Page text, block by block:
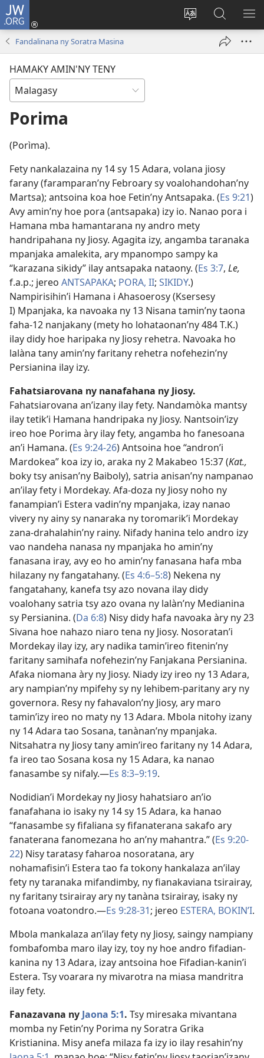
JW.ORG
Hiova
Hiditra
(manokatra
ato
Amin’ny
Fandalinana ny Soratra Masina
HAMAKY AMIN'NY TENY
Porima
(Porìma).
Fety nankalazaina ny 14 sy 15 Adara, volana jiosy
farany (faramparan’ny Febroary sy voalohandohan’ny
Martsa); antsoina koa hoe Fetin’ny Antsapaka. (Es 9:21)
Avy amin’ny hoe pora (antsapaka) izy io. Nanao pora i
Hamana mba hamantarana ny andro mety
handripahana ny Jiosy. Agagita izy, angamba taranaka
mpanjaka amalekita, ary mpanompo sampy ka
“karazana sikidy” ilay antsapaka nataony. (Es 3:7, Le,
f.a.p.; jereo ANTSAPAKA; PORA, II; SIKIDY.)
Nampirisihin’i Hamana i Ahasoerosy (Ksersesy
I) Mpanjaka, ka navoaka ny 13 Nisana tamin’ny taona
faha-12 nanjakany (mety ho lohataonan’ny 484 T.K.)
ilay didy hoe haripaka ny Jiosy rehetra. Navoaka ho
lalàna tany amin’ny faritany rehetra nofehezin’ny
Persianina ilay izy.
Fahatsiarovana ny nanafahana ny Jiosy.
Fahatsiarovana an’izany ilay fety. Nandamòka mantsy
ilay tetik’i Hamana handripaka ny Jiosy. Nantsoin’izy
ireo hoe Porima àry ilay fety, angamba ho fanesoana
an’i Hamana. (Es 9:24-26) Antsoina hoe “andron’i
Mardokea” koa izy io, araka ny 2 Makabeo 15:37 (Kat.,
boky tsy anisan’ny Baiboly), satria anisan’ny nampanao
an’ilay fety i Mordekay. Afa-doza ny Jiosy noho ny
fanampian’i Estera vadin’ny mpanjaka, izay nanao
vivery ny ainy sy nanaraka ny toromarik’i Mordekay
zana-drahalahin’ny rainy. Nifady hanina telo andro izy
vao nandeha nanasa ny mpanjaka ho amin’ny
fanasana iray, avy eo ho amin’ny fanasana hafa mba
hilazany ny fangatahany. (Es 4:6–5:8) Nekena ny
fangatahany, kanefa tsy azo novana ilay didy
voalohany satria tsy azo ovana ny lalàn’ny Medianina
sy Persianina. (Da 6:8) Nisy didy hafa navoaka àry ny 23
Sivana hoe nahazo niaro tena ny Jiosy. Nosoratan’i
Mordekay ilay izy, ary nadika tamin’ireo fitenin’ny
faritany samihafa nofehezin’ny Fanjakana Persianina.
Afaka niomana àry ny Jiosy. Niady izy ireo ny 13 Adara,
ary nampian’ny mpifehy sy ny lehibem-paritany ary ny
governora. Resy ny fahavalon’ny Jiosy, ary maro
tamin’izy ireo no maty ny 13 Adara. Mbola nitohy izany
ny 14 Adara tao Sosana, tanànan’ny mpanjaka.
Nitsahatra ny Jiosy tany amin’ireo faritany ny 14 Adara,
fa ireo tao Sosana kosa ny 15 Adara, ka nanao
fanasambe sy nifaly.​—Es 8:3–9:19.
Nodidian’i Mordekay ny Jiosy hahatsiaro an’io
fanafahana io isaky ny 14 sy 15 Adara, ka hanao
“fanasambe sy fifaliana sy fifanaterana sakafo ary
fanaterana fanomezana ho an’ny mahantra.” (Es 9:20-
22) Nisy taratasy faharoa nosoratana, ary
nohamafisin’i Estera tao fa tokony hankalaza an’ilay
fety ny taranaka mifandimby, ny fianakaviana tsirairay,
ny faritany tsirairay ary ny tanàna tsirairay, isaky ny
fotoana voatondro.​—Es 9:28-31; jereo ESTERA, BOKIN’I.
Mbola mankalaza an’ilay fety ny Jiosy, saingy nampiany
fombafomba maro ilay izy, toy ny hoe andro fifadian-
kanina ny 13 Adara, izay antsoina hoe Fifadian-kanin’i
Estera. Tsy voarara ny mivarotra na miasa mandritra
ilay fety.
Fanazavana ny Jaona 5:1. Tsy miresaka mivantana
momba ny Fetin’ny Porima ny Soratra Grika
Kristianina. Misy anefa milaza fa izy io ilay resahin’ny